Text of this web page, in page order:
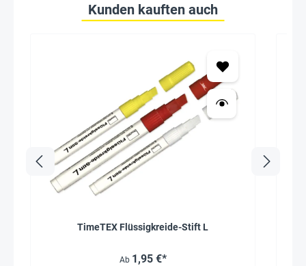
Kunden kauften auch
TimeTEX Flüssigkreide-Stift L
Ab 1,95 €*